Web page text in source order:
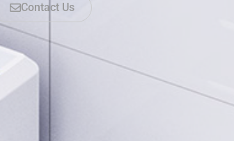
Contact Us